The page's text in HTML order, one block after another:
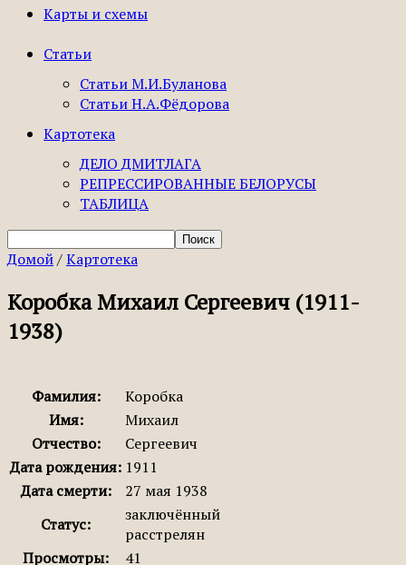
Карты и схемы
Статьи
Статьи М.И.Буланова
Статьи Н.А.Фёдорова
Картотека
ДЕЛО ДМИТЛАГА
РЕПРЕССИРОВАННЫЕ БЕЛОРУСЫ
ТАБЛИЦА
Домой/Картотека
Коробка Михаил Сергеевич (1911-
1938)
Фамилия:
Коробка
Имя:
Михаил
Отчество:
Сергеевич
Дата рождения: 1911
Дата смерти:
27 мая 1938
Статус:
заключённый
расстрелян
Просмотры:
41